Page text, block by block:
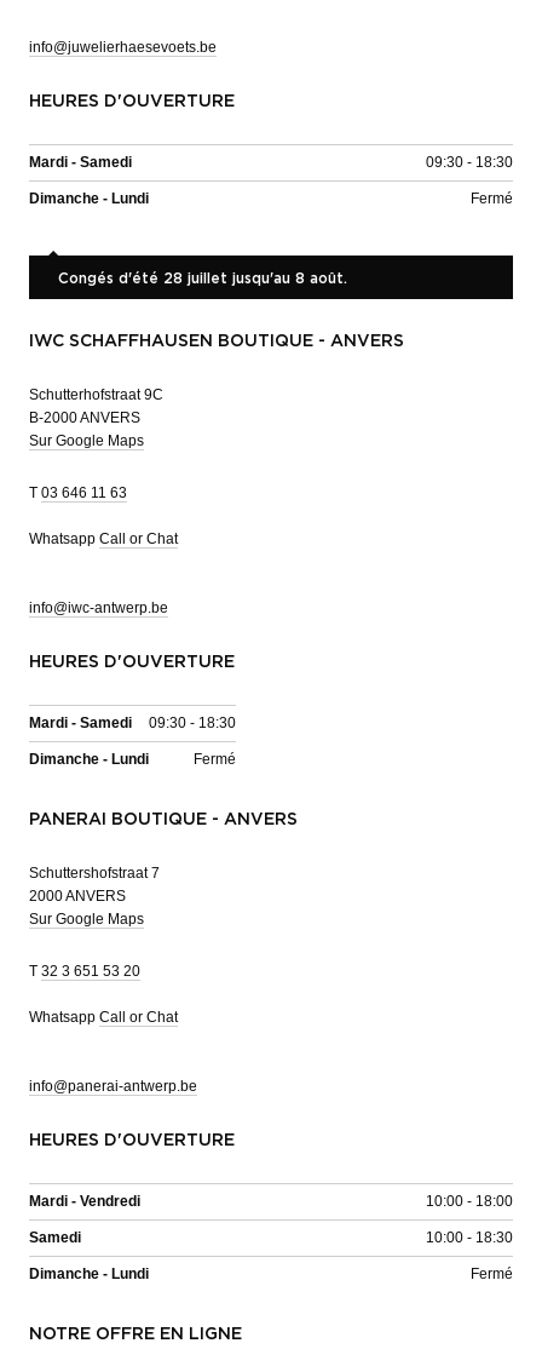
info@juwelierhaesevoets.be
HEURES D'OUVERTURE
Mardi - Samedi 09:30 - 18:30
Dimanche - Lundi Fermé
Congés d'été 28 juillet jusqu'au 8 août.
IWC SCHAFFHAUSEN BOUTIQUE - ANVERS
Schutterhofstraat 9C
B-2000 ANVERS
Sur Google Maps
T 03 646 11 63
Whatsapp Call or Chat
info@iwc-antwerp.be
HEURES D'OUVERTURE
Mardi - Samedi 09:30 - 18:30
Dimanche - Lundi Fermé
PANERAI BOUTIQUE - ANVERS
Schuttershofstraat 7
2000 ANVERS
Sur Google Maps
T 32 3 651 53 20
Whatsapp Call or Chat
info@panerai-antwerp.be
HEURES D'OUVERTURE
Mardi - Vendredi 10:00 - 18:00
Samedi 10:00 - 18:30
Dimanche - Lundi Fermé
NOTRE OFFRE EN LIGNE